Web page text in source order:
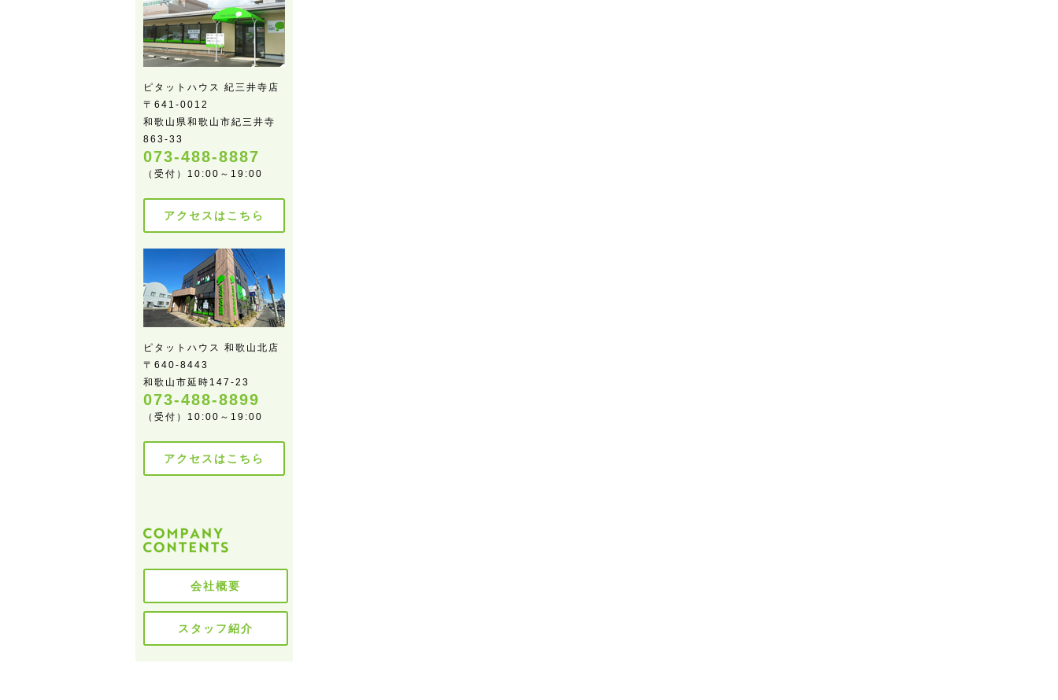
ピタットハウス 紀三井寺店
〒641-0012
和歌山県和歌山市紀三井寺
863-33
073-488-8887
（受付）10:00～19:00
アクセスはこちら
ピタットハウス 和歌山北店
〒640-8443
和歌山市延時147-23
073-488-8899
（受付）10:00～19:00
アクセスはこちら
会社概要
スタッフ紹介